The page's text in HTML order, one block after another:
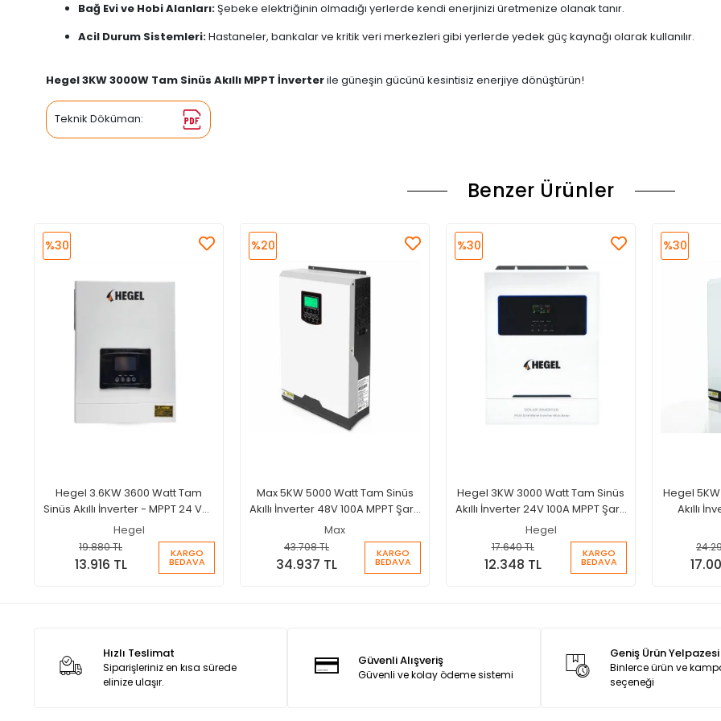
Bağ Evi ve Hobi Alanları:Şebeke elektriğinin olmadığı yerlerde kendi enerjinizi üretmenize olanak tanır.
Acil Durum Sistemleri:Hastaneler, bankalar ve kritik veri merkezleri gibi yerlerde yedek güç kaynağı olarak kullanılır.
Hegel 3KW 3000W Tam Sinüs Akıllı MPPT İnverterile güneşin gücünü kesintisiz enerjiye dönüştürün!
Teknik Döküman:
Benzer Ürünler
Hegel 3.6KW 3600 Watt Tam
Sinüs Akıllı İnverter - MPPT 24 Volt
100A Şarjlı İnverter
Hegel
%30
19.880 TL
13.916 TL
KARGO
BEDAVA
Max 5KW 5000 Watt Tam Sinüs
Akıllı İnverter 48V 100A MPPT Şarjlı
İnverter
Max
%20
43.708 TL
34.937 TL
KARGO
BEDAVA
Hegel 3KW 3000 Watt Tam Sinüs
Akıllı İnverter 24V 100A MPPT Şarjlı
İnverter
Hegel
%30
17.640 TL
12.348 TL
KARGO
BEDAVA
Hegel
Akıllı
%30
Hızlı Teslimat
Siparişleriniz en kısa sürede
elinize ulaşır.
Güvenli Alışveriş
Güvenli ve kolay ödeme sistemi
Geniş Ürün Yelpazesi
Binlerce ürün ve
seçeneği